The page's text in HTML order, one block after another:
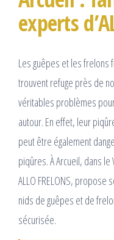
experts
Les guêpes et les frelons
trouvent refuge près de
véritables problèmes
autour. En effet, leur
peut être également
piqûres. À Arcueil, dans
ALLO FRELONS,
nids de guêpes et de
sécurisée.